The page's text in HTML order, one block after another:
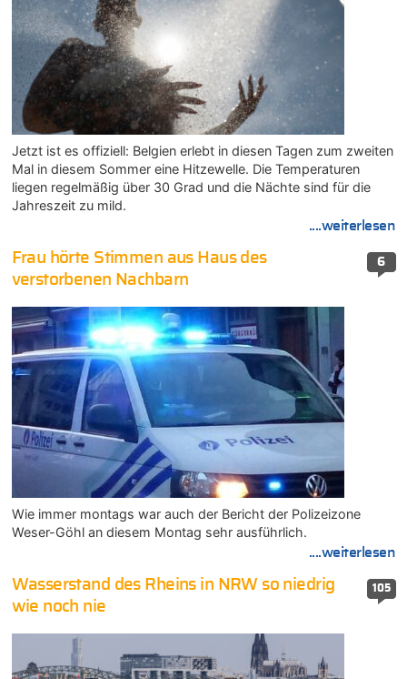
Jetzt ist es offiziell: Belgien erlebt in diesen Tagen zum zweiten
Mal in diesem Sommer eine Hitzewelle. Die Temperaturen
liegen regelmäßig über 30 Grad und die Nächte sind für die
Jahreszeit zu mild.
....weiterlesen
6
Frau hörte Stimmen aus Haus des
verstorbenen Nachbarn
Wie immer montags war auch der Bericht der Polizeizone
Weser-Göhl an diesem Montag sehr ausführlich.
....weiterlesen
105
Wasserstand des Rheins in NRW so niedrig
wie noch nie